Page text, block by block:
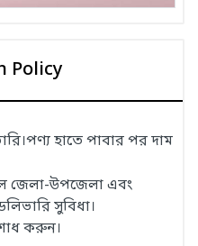
Policy
হাতে পাবার পর দাম
জেলা-উপজেলা এবং
সুবিধা।
করুন।